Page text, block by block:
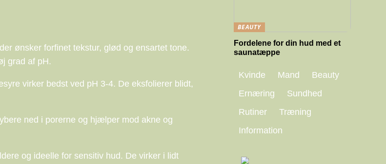
ønsker forfinet tekstur, glød og ensartet tone.
grad af pH.
virker bedst ved pH 3-4. De eksfolierer blidt,
ned i porerne og hjælper mod akne og
og ideelle for sensitiv hud. De virker i lidt
BEAUTY
Fordelene for din hud med et
saunatæppe
Kvinde Mand
Beauty
Ernæring
Sundhed
Rutiner
Træning
Information